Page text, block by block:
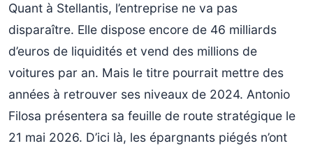
Quant à Stellantis, l’entreprise ne va pas
disparaître. Elle dispose encore de 46 milliards
d’euros de liquidités et vend des millions de
voitures par an. Mais le titre pourrait mettre des
années à retrouver ses niveaux de 2024. Antonio
Filosa présentera sa feuille de route stratégique le
21 mai 2026. D’ici là, les épargnants piégés n’ont